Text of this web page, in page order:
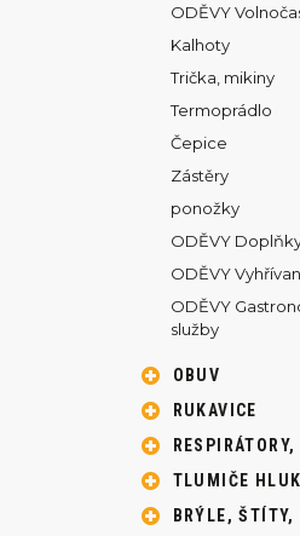
ODĚVY
Kalhoty
Trička, mikiny
Termoprádlo
Čepice
Zástěry
ponožky
ODĚVY
ODĚVY
ODĚVY
služby
OBUV
RUKAVICE
TLUMIČE
BRÝLE, ŠTÍTY,